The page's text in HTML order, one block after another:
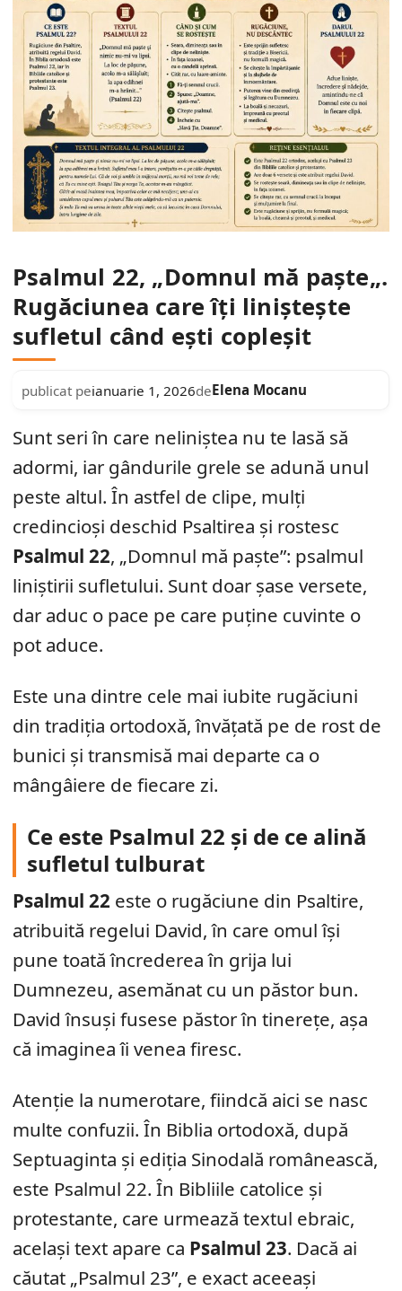
Psalmul 22, „Domnul mă paște„.
Rugăciunea care îți liniștește
sufletul când ești copleșit
publicat peianuarie 1, 2026deElena Mocanu
Sunt seri în care neliniștea nu te lasă să
adormi, iar gândurile grele se adună unul
peste altul. În astfel de clipe, mulți
credincioși deschid Psaltirea și rostesc
Psalmul 22, „Domnul mă paște”: psalmul
liniștirii sufletului. Sunt doar șase versete,
dar aduc o pace pe care puține cuvinte o
pot aduce.
Este una dintre cele mai iubite rugăciuni
din tradiția ortodoxă, învățată pe de rost de
bunici și transmisă mai departe ca o
mângâiere de fiecare zi.
Ce este Psalmul 22 și de ce alină
sufletul tulburat
Psalmul 22 este o rugăciune din Psaltire,
atribuită regelui David, în care omul își
pune toată încrederea în grija lui
Dumnezeu, asemănat cu un păstor bun.
David însuși fusese păstor în tinerețe, așa
că imaginea îi venea firesc.
Atenție la numerotare, fiindcă aici se nasc
multe confuzii. În Biblia ortodoxă, după
Septuaginta și ediția Sinodală românească,
este Psalmul 22. În Bibliile catolice și
protestante, care urmează textul ebraic,
același text apare ca Psalmul 23. Dacă ai
căutat „Psalmul 23”, e exact aceeași